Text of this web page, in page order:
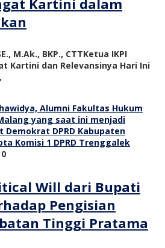
Kartini dalam
M.Ak., BKP., CTTKetua IKPI
Kartini dan Relevansinya Hari Ini
0
Will dari Bupati
Pengisian
Tinggi Pratama